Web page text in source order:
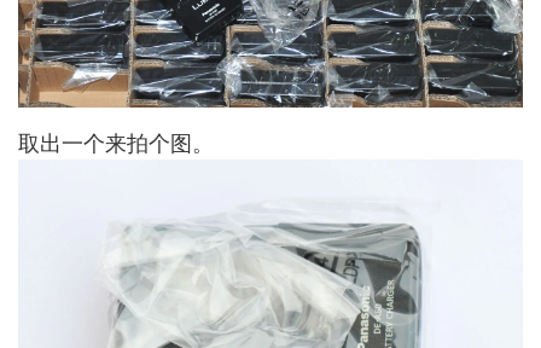
取出一个来拍个图。